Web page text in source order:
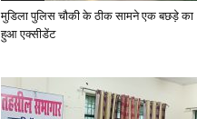
मुडिला पुलिस चौकी के ठीक सामने एक बछड़े का
हुआ एक्सीडेंट